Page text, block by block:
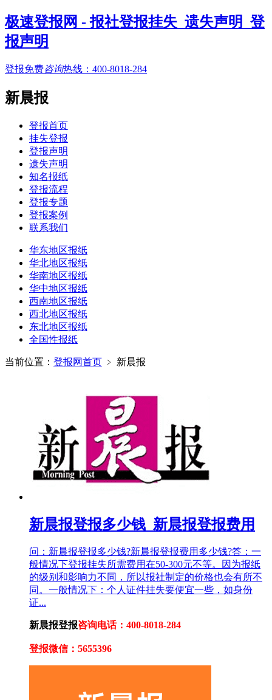
极速登报网 - 报社登报挂失_遗失声明_登
报声明
登报免费咨询热线： 400-8018-284
新晨报
登报首页
挂失登报
登报声明
遗失声明
知名报纸
登报流程
登报专题
登报案例
联系我们
华东地区报纸
华北地区报纸
华南地区报纸
华中地区报纸
西南地区报纸
西北地区报纸
东北地区报纸
全国性报纸
当前位置： 登报网首页 ﹥ 新晨报
新晨报登报多少钱_新晨报登报费用
问：新晨报登报多少钱?新晨报登报费用多少钱?答：一
般情况下登报挂失所需费用在50-300元不等。因为报纸
的级别和影响力不同，所以报社制定的价格也会有所不
同。一般情况下：个人证件挂失要便宜一些，如身份
证...
新晨报登报咨询电话：400-8018-284
登报微信：5655396